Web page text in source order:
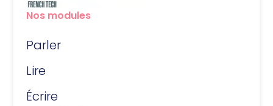
Nos modules
Parler
Lire
Écrire